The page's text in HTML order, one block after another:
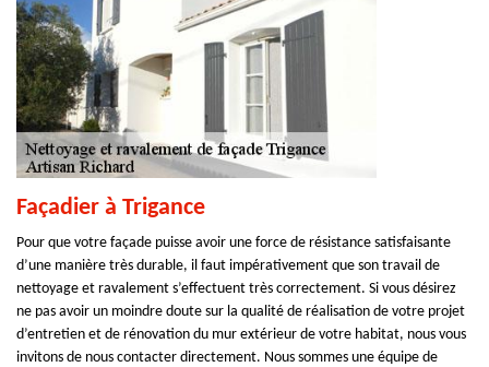
Façadier à Trigance
Pour que votre façade puisse avoir une force de résistance satisfaisante
d’une manière très durable, il faut impérativement que son travail de
nettoyage et ravalement s’effectuent très correctement. Si vous désirez
ne pas avoir un moindre doute sur la qualité de réalisation de votre projet
d’entretien et de rénovation du mur extérieur de votre habitat, nous vous
invitons de nous contacter directement. Nous sommes une équipe de